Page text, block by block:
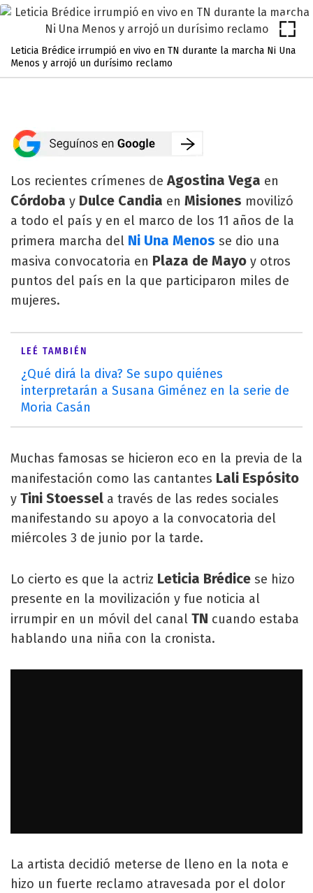
Leticia Brédice irrumpió en vivo en TN durante la marcha Ni Una
Menos y arrojó un durísimo reclamo
Los recientes crímenes deAgostina Vega en
Córdoba y Dulce Candia en Misiones movilizó
a todo el país y en el marco de los 11 años de la
primera marcha del Ni Una Menos se dio una
masiva convocatoria en Plaza de Mayo y otros
puntos del país en la que participaron miles de
mujeres.
LEÉ TAMBIÉN
¿Qué dirá la diva? Se supo quiénes
interpretarán a Susana Giménez en la serie de
Moria Casán
Muchas famosas se hicieron eco en la previa de la
manifestación como las cantantes Lali Espósito
y Tini Stoessel a través de las redes sociales
manifestando su apoyo a la convocatoria del
miércoles 3 de junio por la tarde.
Lo cierto es que la actriz Leticia Brédice se hizo
presente en la movilización y fue noticia al
irrumpir en un móvil del canal TN cuando estaba
hablando una niña con la cronista.
La artista decidió meterse de lleno en la nota e
hizo un fuerte reclamo atravesada por el dolor